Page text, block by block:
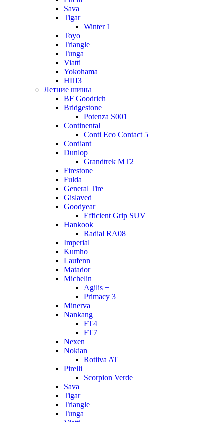
Sava
Tigar
Winter 1
Toyo
Triangle
Tunga
Viatti
Yokohama
НШЗ
Летние шины
BF Goodrich
Bridgestone
Potenza S001
Continental
Conti Eco Contact 5
Cordiant
Dunlop
Grandtrek MT2
Firestone
Fulda
General Tire
Gislaved
Goodyear
Efficient Grip SUV
Hankook
Radial RA08
Imperial
Kumho
Laufenn
Matador
Michelin
Agilis +
Primacy 3
Minerva
Nankang
FT4
FT7
Nexen
Nokian
Rotiiva AT
Pirelli
Scorpion Verde
Sava
Tigar
Triangle
Tunga